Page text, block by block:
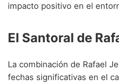
impacto positivo en el
El Santoral de
La combinación de Rafael
fechas significativas en el